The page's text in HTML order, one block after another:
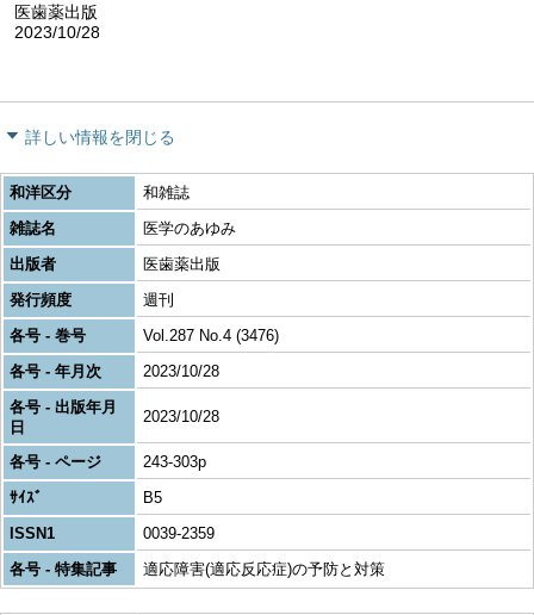
医歯薬出版
2023/10/28
詳しい情報を閉じる
和洋区分
和雑誌
雑誌名
医学のあゆみ
出版者
医歯薬出版
発行頻度
週刊
各号 - 巻号
Vol.287 No.4 (3476)
各号 - 年月次
2023/10/28
各号 - 出版年月
日
2023/10/28
各号 - ページ
243-303p
ｻｲｽﾞ
B5
ISSN1
0039-2359
各号 - 特集記事
適応障害(適応反応症)の予防と対策